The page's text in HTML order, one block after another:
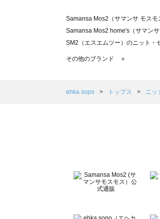
Samansa Mos2（サマンサ モス
Samansa Mos2 home's（サマン
SM2（エスエムツー）のニット・
TSUHARU by Samansa Mos2（
Samansa Mos2 Lagom（サマンサ
BETTY'S BLUE（べティーズブ
Wpc.（ワールドパーティー）のニ
その他のブランド ＋
ehka sopo トップス ニッ